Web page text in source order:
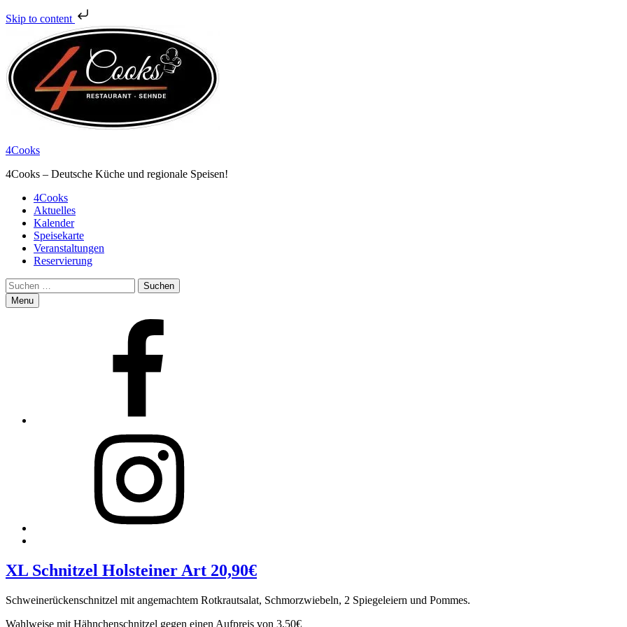
Skip to content
4Cooks
4Cooks – Deutsche Küche und regionale Speisen!
Primary
Menu
4Cooks
Aktuelles
Kalender
Speisekarte
Veranstaltungen
Reservierung
Search
Suchen
nach:
Menu
top
↑
XL Schnitzel Holsteiner Art 20,90€
Schweinerückenschnitzel mit angemachtem Rotkrautsalat, Schmorzwiebeln, 2 Spiegeleiern und Pommes.
Wahlweise mit Hähnchenschnitzel gegen einen Aufpreis von 3,50€